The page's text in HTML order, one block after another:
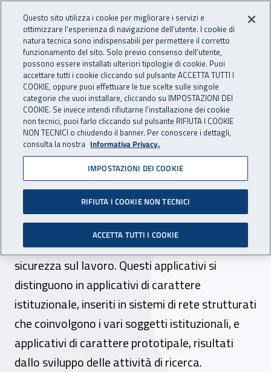
INAIL - Istituto Nazionale
RICERCA E
INNOVAZIONE
TECNOLOGICA
Apri cerca
Navigazione principale
Navigazione - Ti trovi in:
Home Ricerca e Innovazione tecnologica
Terza missione
Applicativi per la salute e la sicurezza sul lavoro
Applicativi per la salute e la
sicurezza sul lavoro
In questa sezione sono disponibili gli applicativi
realizzati dai Dipartimenti di Ricerca dell’Inail e
dedicati a specifici temi della salute e della
sicurezza sul lavoro. Questi applicativi si
distinguono in applicativi di carattere
istituzionale, inseriti in sistemi di rete strutturati
che coinvolgono i vari soggetti istituzionali, e
applicativi di carattere prototipale, risultati
dallo sviluppo delle attività di ricerca.
Questo sito utilizza i cookie per migliorare i servizi e
ottimizzare l’esperienza di navigazione dell’utente. I cookie di
natura tecnica sono indispensabili per permettere il corretto
funzionamento del sito. Solo previo consenso dell’utente,
possono essere installati ulteriori tipologie di cookie. Puoi
accettare tutti i cookie cliccando sul pulsante ACCETTA TUTTI I
COOKIE, oppure puoi effettuare le tue scelte sulle singole
categorie che vuoi installare, cliccando su IMPOSTAZIONI DEI
COOKIE. Se invece intendi rifiutarne l’installazione dei cookie
non tecnici, puoi farlo cliccando sul pulsante RIFIUTA I COOKIE
NON TECNICI o chiudendo il banner. Per conoscere i dettagli,
consulta la nostra Informativa Privacy.
IMPOSTAZIONI DEI COOKIE
RIFIUTA I COOKIE NON TECNICI
ACCETTA TUTTI I COOKIE